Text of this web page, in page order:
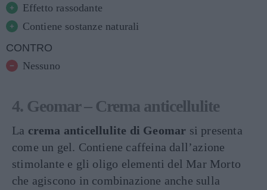
Effetto rassodante
Contiene sostanze naturali
CONTRO
Nessuno
4. Geomar – Crema anticellulite
La crema anticellulite di Geomar si presenta
come un gel. Contiene caffeina dall’azione
stimolante e gli oligo elementi del Mar Morto
che agiscono in combinazione anche sulla